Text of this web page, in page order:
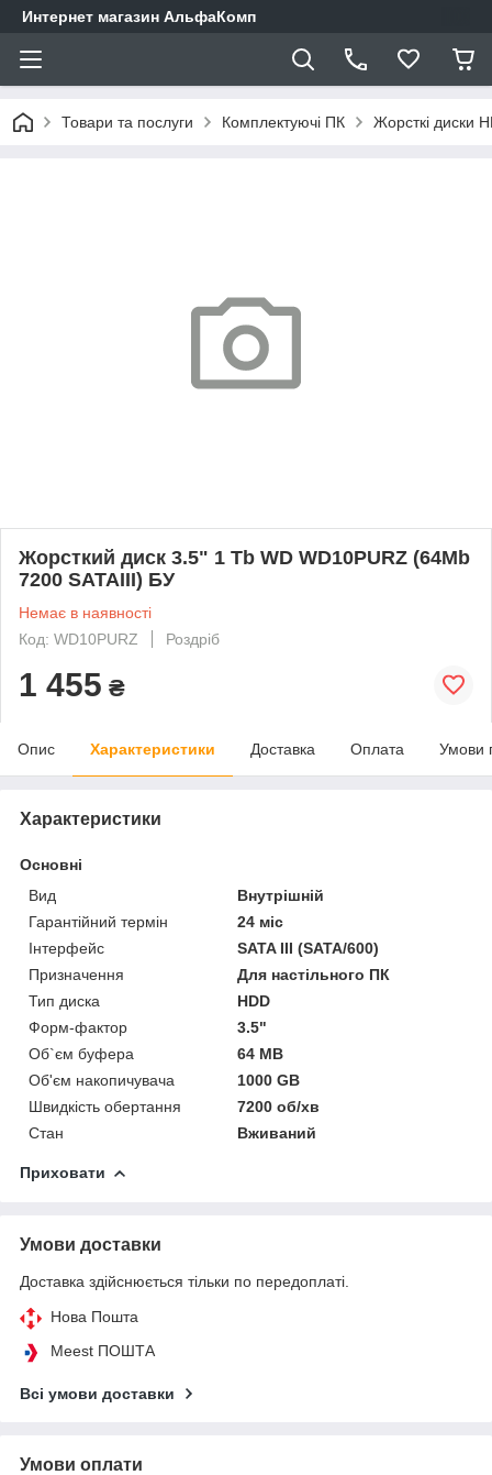
Интернет магазин АльфаКомп
Товари та послуги Комплектуючі ПК Жорсткі диски
Жорсткий диск 3.5" 1 Tb WD WD10PURZ (64Mb
7200 SATAIII) БУ
Немає в наявності
Код: WD10PURZ
Роздріб
1 455 ₴
Опис Характеристики Доставка Оплата Умови
Характеристики
Основні
Вид
Внутрішній
Гарантійний термін
24 міс
Інтерфейс
SATA III (SATA/600)
Призначення
Для настільного ПК
Тип диска
HDD
Форм-фактор
3.5"
Об`єм буфера
64 MB
Об'єм накопичувача
1000 GB
Швидкість обертання
7200 об/хв
Стан
Вживаний
Приховати
Умови доставки
Доставка здійснюється тільки по передоплаті.
Нова Пошта
Meest ПОШТА
Всі умови доставки
Умови оплати